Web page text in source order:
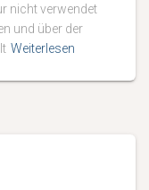
nicht verwendet
und über der
Weiterlesen